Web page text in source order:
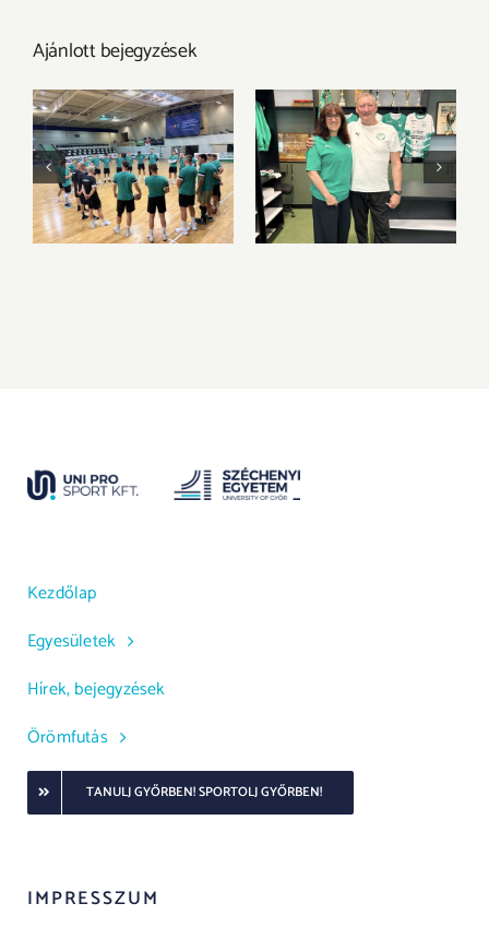
Ajánlott bejegyzések
Új szezon, új
kihívások – itt a
következő szezon
kerete
Válogatott klasszis
csatlakozik a
bátorETOmanók
csapatához
Kezdőlap
Egyesületek
Hírek, bejegyzések
Örömfutás
TANULJ GYŐRBEN! SPORTOLJ GYŐRBEN!
IMPRESSZUM